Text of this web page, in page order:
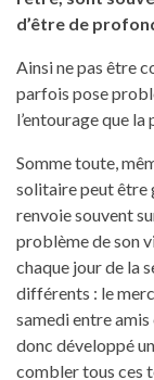
d’être de
Ainsi ne pas être
parfois pose
l’entourage que
Somme toute,
solitaire peut être
renvoie souvent
problème de son
chaque jour de la
différents : le
samedi entre
donc développé
combler tous ces